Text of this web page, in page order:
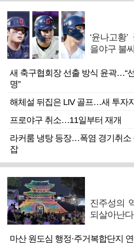
‘윤나고황
을야구 불
새 축구협회장 선출 방식 윤곽…“
명”
해체설 뒤집은 LIV 골프…새 투자
프로야구 취소…11일부터 재개
라커룸 냉탕 등장…폭염 경기취소
잡
진주성의
되살아난다
마산 원도심 행정·주거복합단지